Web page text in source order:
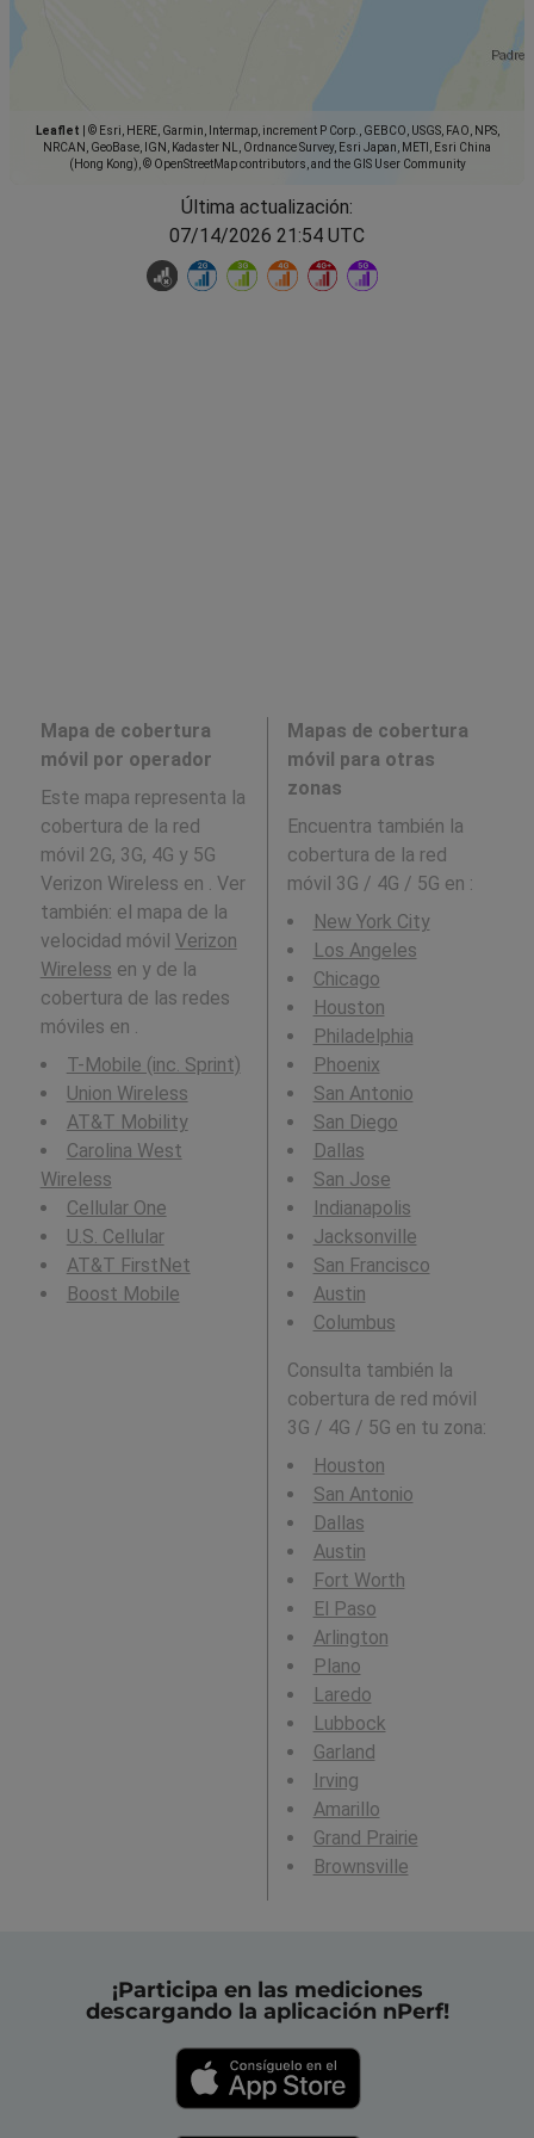
Leaflet
© Esri, HERE, Garmin, Intermap, increment P Corp., GEBCO, USGS, FAO, NPS,
NRCAN, GeoBase, IGN, Kadaster NL, Ordnance Survey, Esri Japan, METI, Esri China
(Hong Kong), © OpenStreetMap contributors, and the GIS User Community
Última actualización:
07/14/2026 21:54 UTC
Mapa de cobertura
móvil por operador
Este mapa representa la
cobertura de la red
móvil 2G, 3G, 4G y 5G
Verizon Wireless en . Ver
también: el mapa de la
velocidad móvil Verizon
Wireless en y de la
cobertura de las redes
móviles en .
T-Mobile (inc. Sprint)
Union Wireless
AT&T Mobility
Carolina West
Wireless
Cellular One
U.S. Cellular
AT&T FirstNet
Boost Mobile
Mapas de cobertura
móvil para otras
zonas
Encuentra también la
cobertura de la red
móvil 3G / 4G / 5G en :
New York City
Los Angeles
Chicago
Houston
Philadelphia
Phoenix
San Antonio
San Diego
Dallas
San Jose
Indianapolis
Jacksonville
San Francisco
Austin
Columbus
Consulta también la
cobertura de red móvil
3G / 4G / 5G en tu zona:
Houston
San Antonio
Dallas
Austin
Fort Worth
El Paso
Arlington
Plano
Laredo
Lubbock
Garland
Irving
Amarillo
Grand Prairie
Brownsville
¡Participa en las mediciones
descargando la aplicación nPerf!